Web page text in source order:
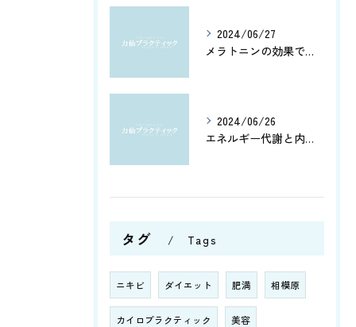
2024/06/27
メラトニンの効果で、よく眠れてホルモン分泌もアップ！カルシウムとアミノ酸で健康脳を維持しよう
2024/06/26
エネルギー代謝と内臓機能を改善！筋肉の活性化と骨盤調整がもたらす健康への効果とは？
タグ Tags
ニキビ ダイエット 肥満 相模原
カイロプラクティック 美容